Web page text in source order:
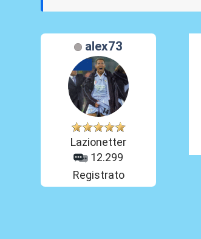
alex73
Lazionetter
12.299
Registrato